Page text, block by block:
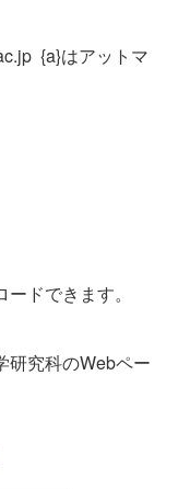
{a}はアットマ
ドできます。
研究科のWebペー